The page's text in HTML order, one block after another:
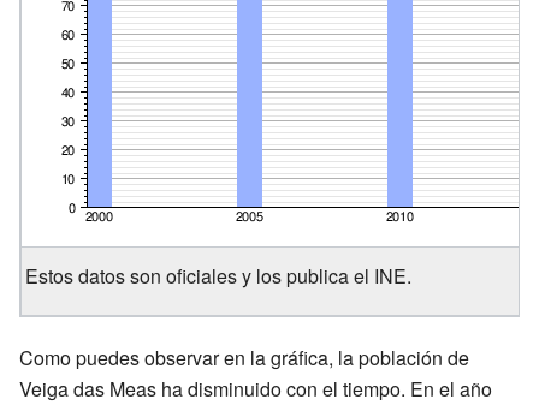
Estos datos son oficiales y los publica el INE.
Como puedes observar en la gráfica, la población de
Veiga das Meas ha disminuido con el tiempo. En el año